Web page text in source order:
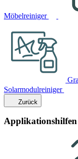
Möbelreiniger
Solarmodulreiniger
Zurück
Applikationshilfen